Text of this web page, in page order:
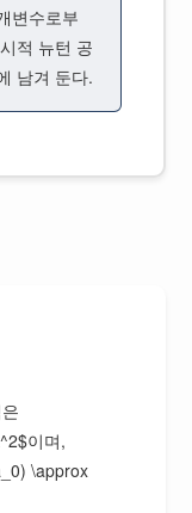
변수로부
적 뉴턴 공
남겨 둔다.
이며,
\approx